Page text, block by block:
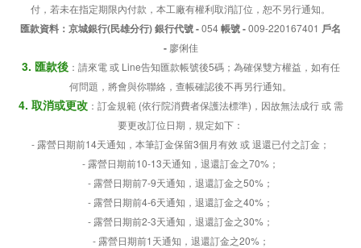
付，若未在指定期限內付款，本工廠有權利取消訂位，恕不另行通知。
匯款資料：京城銀行(民雄分行) 銀行代號 -054帳號 -009-220167401 戶名
- 廖俐佳
3. 匯款後：請來電 或 Line告知匯款帳號後5碼；為確保雙方權益，如有任
何問題，將會與你聯絡，查帳確認後不再另行通知。
4. 取消或更改：訂金規範 (依行院消費者保護法標準)，因故無法成行 或 需
要更改訂位日期，規定如下：
- 露營日期前14天通知，本筆訂金保留3個月有效 或 退還已付之訂金；
- 露營日期前10-13天通知，退還訂金之70%；
- 露營日期前7-9天通知，退還訂金之50%；
- 露營日期前4-6天通知，退還訂金之40%；
- 露營日期前2-3天通知，退還訂金之30%；
- 露營日期前1天通知，退還訂金之20%；